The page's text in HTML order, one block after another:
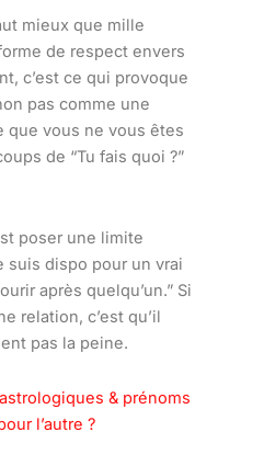
mieux que mille
de respect envers
c’est ce qui provoque
pas comme une
que vous ne vous êtes
de “Tu fais quoi ?”
poser une limite
suis dispo pour un vrai
après quelqu’un.” Si
relation, c’est qu’il
pas la peine.
& prénoms
l’autre ?